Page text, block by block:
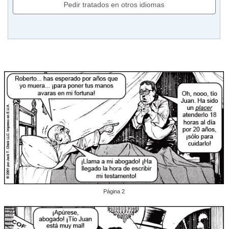
Pedir tratados en otros idiomas
Página 2